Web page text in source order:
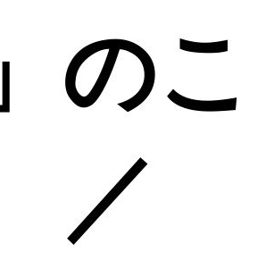
のこ
／